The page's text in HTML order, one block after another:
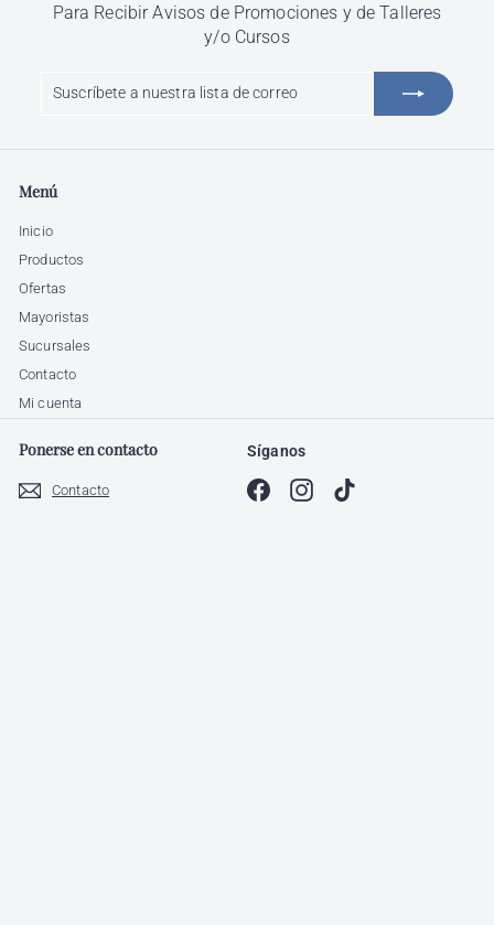
Para Recibir Avisos de Promociones y de Talleres
y/o Cursos
lista
correo
Menú
Inicio
Productos
Ofertas
Mayoristas
Sucursales
Contacto
Mi cuenta
Ponerse en contacto
Contacto
Síganos
FacebookInstagram